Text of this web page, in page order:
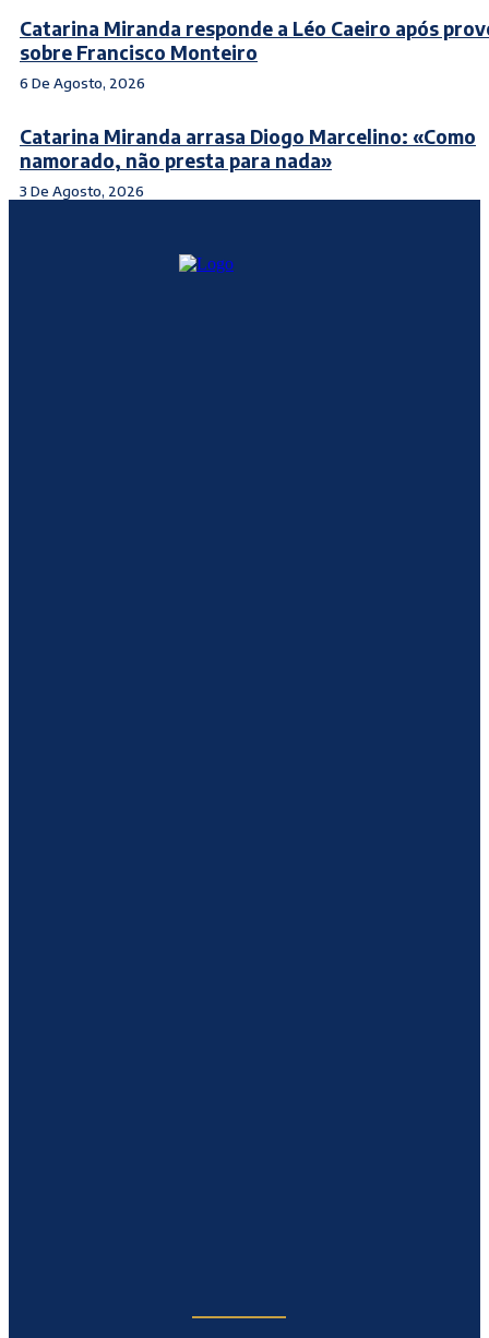
Catarina Miranda responde a Léo Caeiro após
sobre Francisco Monteiro
6 De Agosto, 2026
Catarina Miranda arrasa Diogo Marcelino: «Como
namorado, não presta para nada»
3 De Agosto, 2026